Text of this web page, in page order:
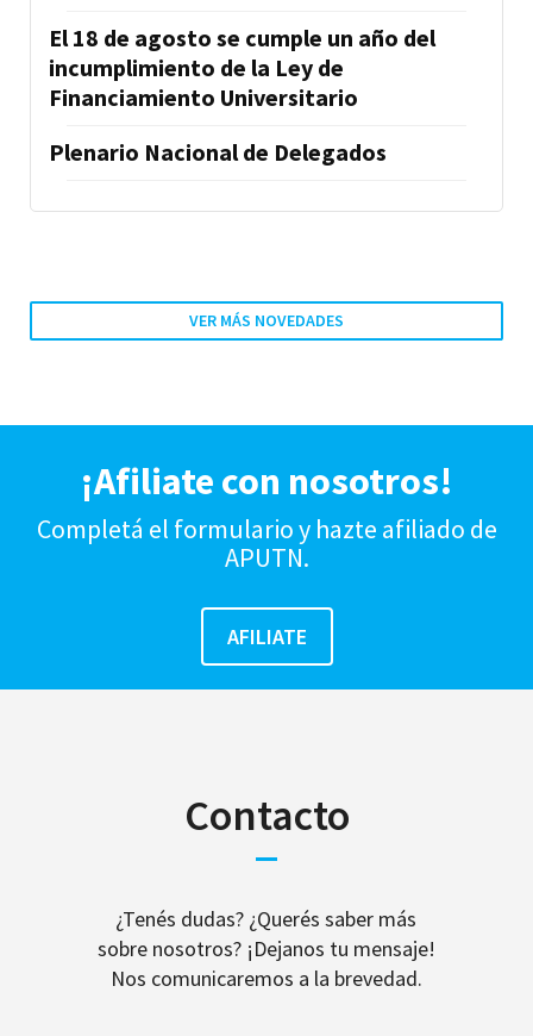
El 18 de agosto se cumple un año del
incumplimiento de la Ley de
Financiamiento Universitario
Plenario Nacional de Delegados
VER MÁS NOVEDADES
¡Afiliate con nosotros!
Completá el formulario y hazte afiliado de
APUTN.
Contacto
¿Tenés dudas? ¿Querés saber más
sobre nosotros? ¡Dejanos tu mensaje!
Nos comunicaremos a la brevedad.